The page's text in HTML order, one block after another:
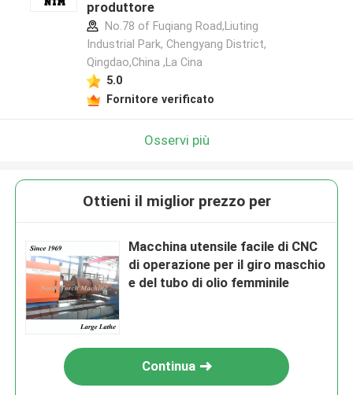
produttore
No.78 of Fuqiang Road,Liuting
Industrial Park, Chengyang District,
Qingdao,China ,La Cina
5.0
Fornitore verificato
Osservi più
Ottieni il miglior prezzo per
Macchina utensile facile di CNC
di operazione per il giro maschio
e del tubo di olio femminile
Continua